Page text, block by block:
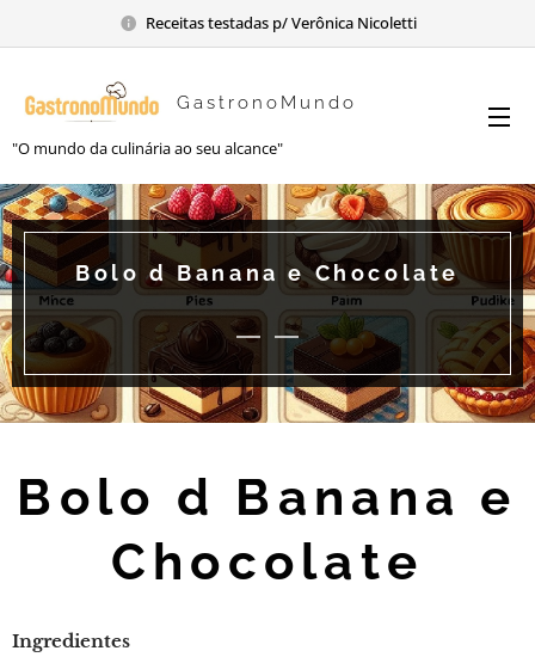
Receitas testadas p/ Verônica Nicoletti
GastronoMundo
"O mundo da culinária ao seu alcance"
Bolo d Banana e Chocolate
Bolo d Banana e
Chocolate
Ingredientes